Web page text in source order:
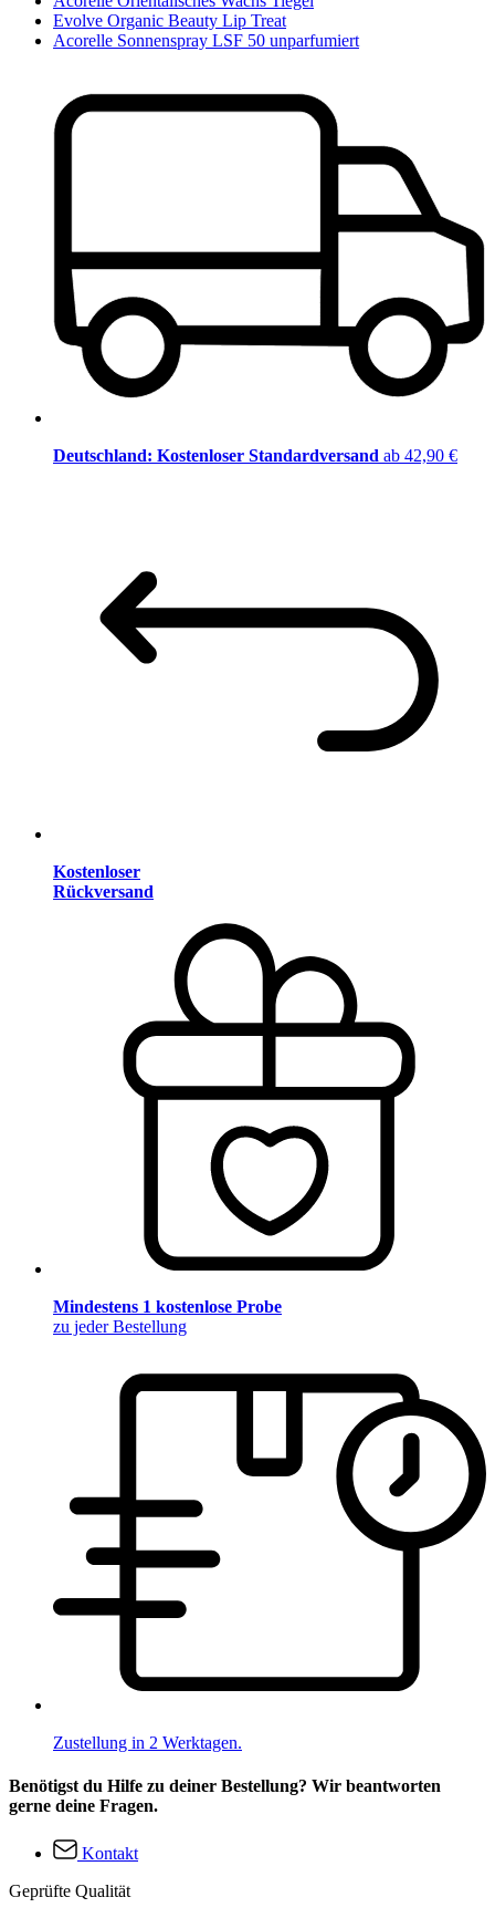
Evolve Organic Beauty Lip Treat
Acorelle Sonnenspray LSF 50 unparfumiert
Deutschland: Kostenloser Standardversand ab 42,90 €
Kostenloser
Rückversand
Mindestens 1 kostenlose Probe
zu jeder Bestellung
Zustellung in 2 Werktagen.
Benötigst du Hilfe zu deiner Bestellung? Wir beantworten
gerne deine Fragen.
Kontakt
Geprüfte Qualität